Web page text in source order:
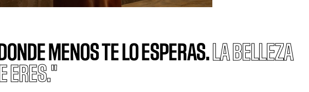
MENOS TE LO ESPERAS. LA BELLEZA
ERES."